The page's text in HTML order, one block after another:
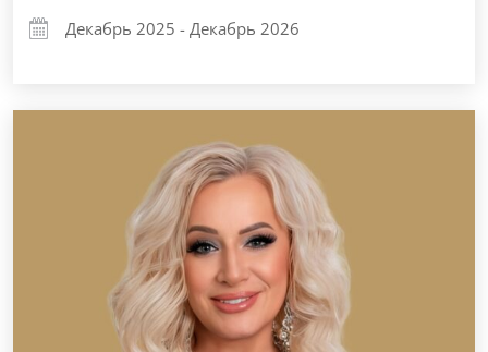
Декабрь 2025 - Декабрь 2026